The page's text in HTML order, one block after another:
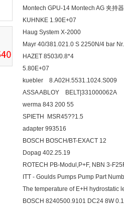
Montech GPU-14 Montech AG 夹持
KUHNKE 1.90E+07
Haug System X-2000
Mayr 40/381.021.0 S 2250N/4 bar
HAZET 8503/0.8*4
5.80E+07
kuebler
ASSA ABLOY BELT|331000062A
werma 843 200 55
SPIETH MSR45??1.5
adapter 993516
BOSCH BOSCH/BT-EXACT 12
Dopag 402.25.19
ROTECH PB-Modul,P+F, NBN 3-
ITT - Goulds Pumps Pump Part
The temperature of E+H hydrostatic
BOSCH 8240500.9101 DC24 8W